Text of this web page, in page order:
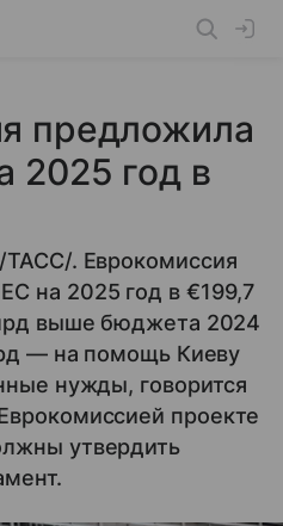
предложила
2025 год в
. Еврокомиссия
на 2025 год в €199,7
выше бюджета 2024
— на помощь Киеву
нужды, говорится
проекте
утвердить